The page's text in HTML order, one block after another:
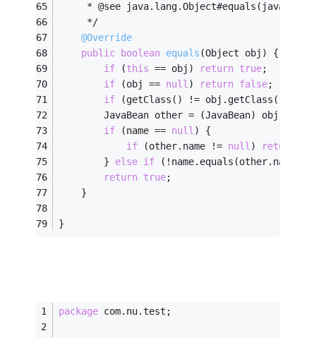
* @see
     */
@Override
public
boolean equals (Object obj)
{
if (this == obj) return true;
if (obj == null) return false;
if (getClass() != obj.getClass())
        JavaBean other = (JavaBean) obj;
if (name == null) {
if (other.name != null) return
        }
else if (!name.equals(other.name))
return true;
    }
}
package com.nu.test;